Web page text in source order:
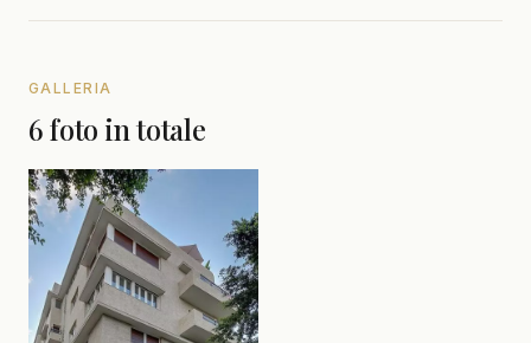
GALLERIA
6 foto in totale